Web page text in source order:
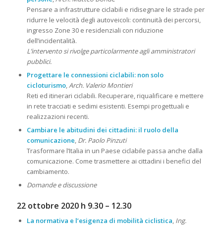
Pensare a infrastrutture ciclabili e ridisegnare le strade per
ridurre le velocità degli autoveicoli: continuità dei percorsi,
ingresso Zone 30 e residenziali con riduzione
dell’incidentalità.
L’intervento si rivolge particolarmente agli amministratori
pubblici.
Progettare le connessioni ciclabili: non solo
cicloturismo,Arch. Valerio Montieri
Reti ed itinerari ciclabili. Recuperare, riqualificare e mettere
in rete tracciati e sedimi esistenti. Esempi progettuali e
realizzazioni recenti.
Cambiare le abitudini dei cittadini: il ruolo della
comunicazione, Dr. Paolo Pinzuti
Trasformare l’Italia in un Paese ciclabile passa anche dalla
comunicazione. Come trasmettere ai cittadini i benefici del
cambiamento.
Domande e discussione
22 ottobre 2020 h 9.30 – 12.30
La normativa e l’esigenza di mobilità ciclistica, Ing.